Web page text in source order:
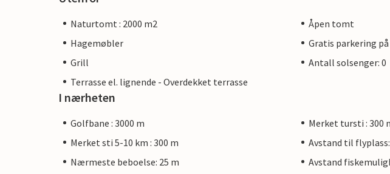
Naturtomt : 2000 m2
Åpen tomt
Hagemøbler
Gratis parkering
Grill
Antall solsenger: 0
Terrasse el. lignende - Overdekket terrasse
I nærheten
Golfbane : 3000 m
Merket tursti : 300
Merket sti 5-10 km : 300 m
Avstand til flyplass:
Nærmeste beboelse: 25 m
Avstand